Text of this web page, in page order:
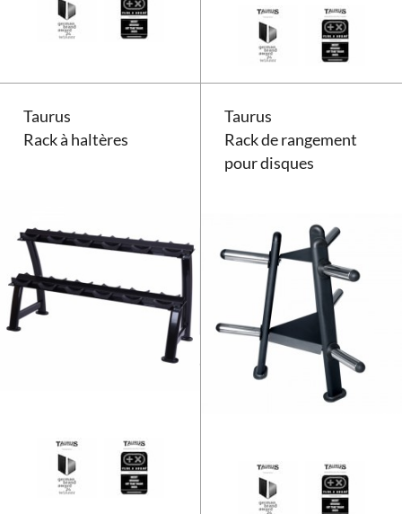
Taurus
Rack à haltères
Taurus
Rack de rangement
pour disques